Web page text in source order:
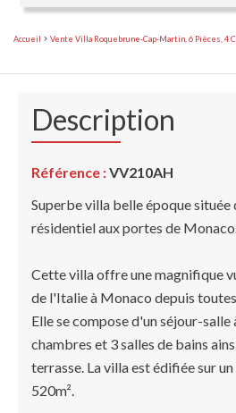
Accueil Vente Villa Roquebrune-Cap-Martin, 6 Pièces, 4
Description
Référence :VV210AH
Superbe villa belle époque située
résidentiel aux portes de
Cette villa offre une magnifique
de l'Italie à Monaco depuis
Elle se compose d'un séjour-salle
chambres et 3 salles de bains
terrasse. La villa est édifiée sur
520m².